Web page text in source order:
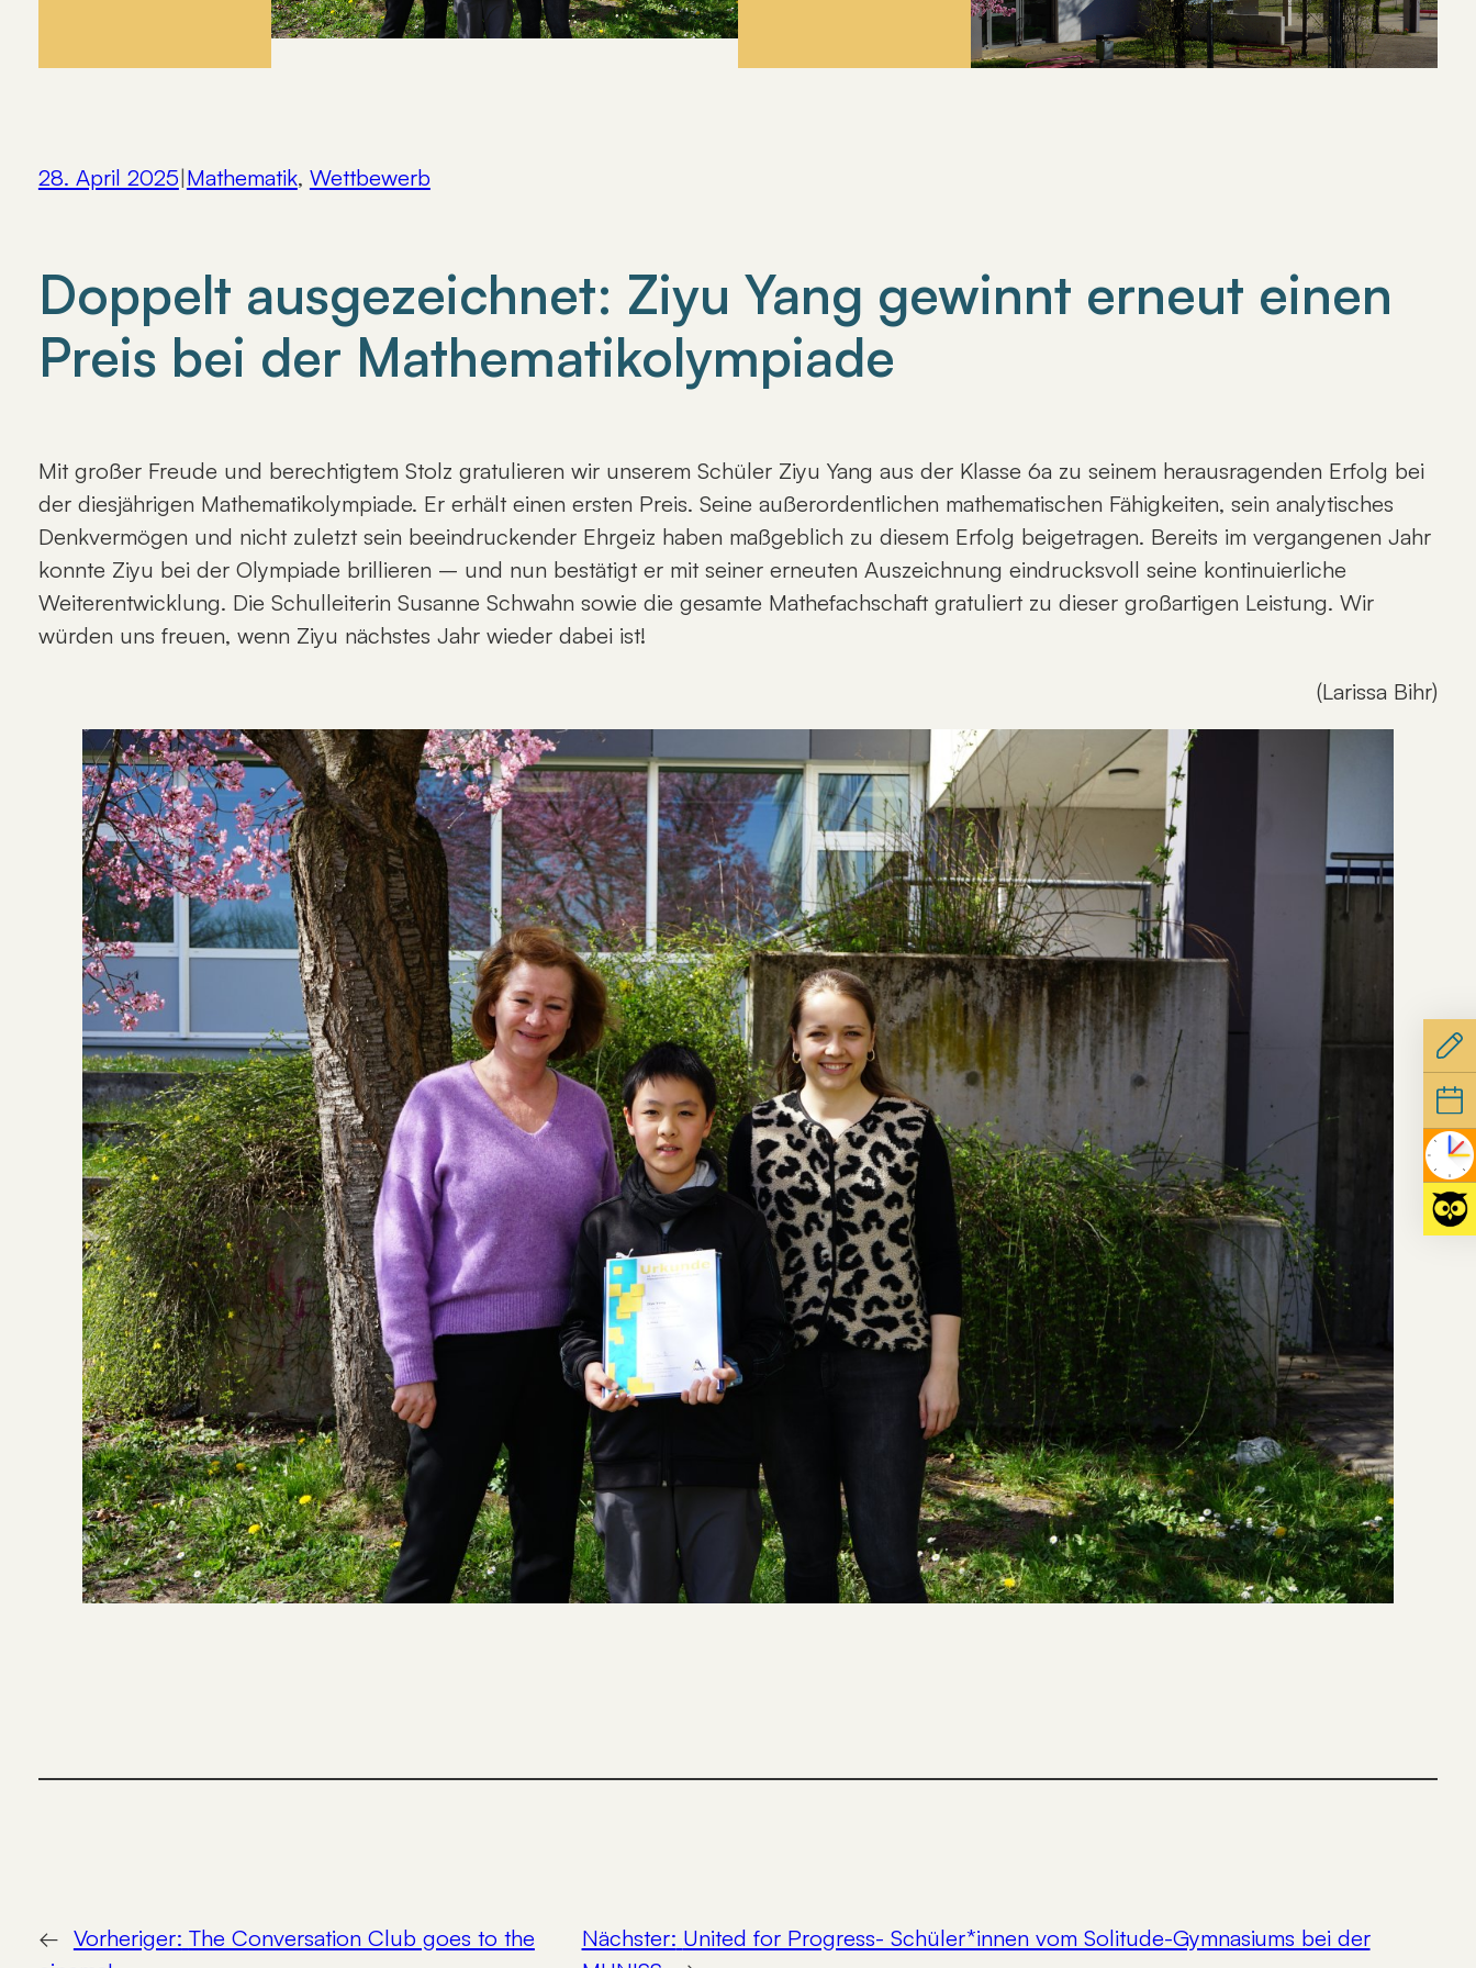
28. April 2025|Mathematik, Wettbewerb
Doppelt ausgezeichnet: Ziyu Yang gewinnt erneut einen
Preis bei der Mathematikolympiade
Mit großer Freude und berechtigtem Stolz gratulieren wir unserem Schüler Ziyu Yang aus der Klasse 6a zu seinem herausragenden Erfolg bei
der diesjährigen Mathematikolympiade. Er erhält einen ersten Preis. Seine außerordentlichen mathematischen Fähigkeiten, sein analytisches
Denkvermögen und nicht zuletzt sein beeindruckender Ehrgeiz haben maßgeblich zu diesem Erfolg beigetragen. Bereits im vergangenen Jahr
konnte Ziyu bei der Olympiade brillieren – und nun bestätigt er mit seiner erneuten Auszeichnung eindrucksvoll seine kontinuierliche
Weiterentwicklung. Die Schulleiterin Susanne Schwahn sowie die gesamte Mathefachschaft gratuliert zu dieser großartigen Leistung. Wir
würden uns freuen, wenn Ziyu nächstes Jahr wieder dabei ist!
(Larissa Bihr)
← Vorheriger: The Conversation Club goes to the
Nächster: United for Progress- Schüler*innen vom Solitude-Gymnasiums bei der